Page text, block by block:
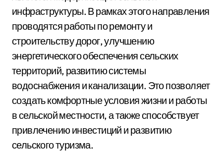
инфраструктуры. В рамках этого направления
проводятся работы по ремонту и
строительству дорог, улучшению
энергетического обеспечения сельских
территорий, развитию системы
водоснабжения и канализации. Это позволяет
создать комфортные условия жизни и работы
в сельской местности, а также способствует
привлечению инвестиций и развитию
сельского туризма.